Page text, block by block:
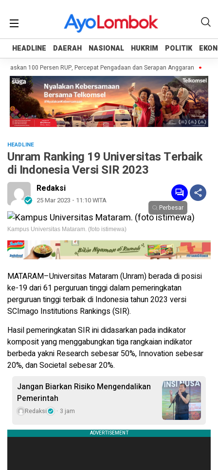
HEADLINE DAERAH NASIONAL HUKRIM POLITIK
HEADLINE DAERAH NASIONAL HUKRIM POLITIK
100 Persen RUP, Percepat Pengadaan dan Serapan Anggaran
HEADLINE
Unram Ranking 19 Universitas Terbaik
di Indonesia Versi SIR 2023
Redaksi
25 Mar 2023 - 11:10 WITA
Perbesar
Kampus Universitas Mataram. (foto istimewa)
MATARAM–Universitas Mataram (Unram) berada di posisi
ke-19 dari 61 perguruan tinggi dalam pemeringkatan
perguruan tinggi terbaik di Indonesia tahun 2023 versi
SCImago Institutions Rankings (SIR).
Hasil pemeringkatan SIR ini didasarkan pada indikator
komposit yang menggabungkan tiga rangkaian indikator
berbeda yakni Research sebesar 50%, Innovation sebesar
20%, dan Societal sebesar 20%.
Jangan Biarkan Risiko Mengendalikan
Pemerintah
Redaksi 3 jam